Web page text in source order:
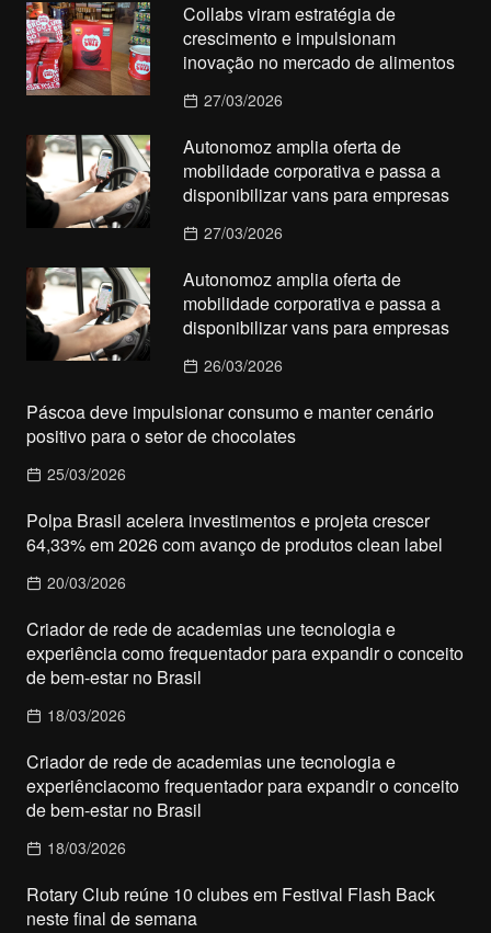
Collabs viram estratégia de
crescimento e impulsionam
inovação no mercado de alimentos
27/03/2026
Autonomoz amplia oferta de
mobilidade corporativa e passa a
disponibilizar vans para empresas
27/03/2026
Autonomoz amplia oferta de
mobilidade corporativa e passa a
disponibilizar vans para empresas
26/03/2026
Páscoa deve impulsionar consumo e manter cenário
positivo para o setor de chocolates
25/03/2026
Polpa Brasil acelera investimentos e projeta crescer
64,33% em 2026 com avanço de produtos clean label
20/03/2026
Criador de rede de academias une tecnologia e
experiência como frequentador para expandir o conceito
de bem-estar no Brasil
18/03/2026
Criador de rede de academias une tecnologia e
experiênciacomo frequentador para expandir o conceito
de bem-estar no Brasil
18/03/2026
Rotary Club reúne 10 clubes em Festival Flash Back
neste final de semana